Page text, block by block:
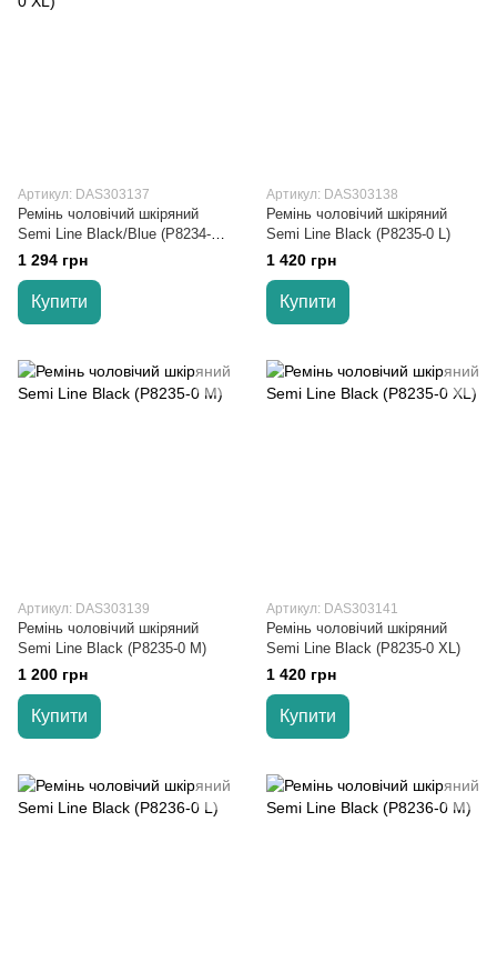
Артикул: DAS303137
Ремінь чоловічий шкіряний
Semi Line Black/Blue (P8234-0
XL)
1 294 грн
Купити
Артикул: DAS303138
Ремінь чоловічий шкіряний
Semi Line Black (P8235-0 L)
1 420 грн
Купити
Артикул: DAS303139
Ремінь чоловічий шкіряний
Semi Line Black (P8235-0 M)
1 200 грн
Купити
Артикул: DAS303141
Ремінь чоловічий шкіряний
Semi Line Black (P8235-0 XL)
1 420 грн
Купити